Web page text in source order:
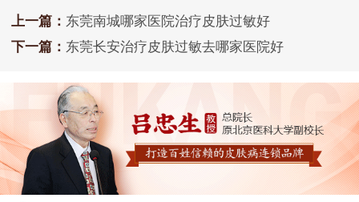
上一篇： 东莞南城哪家医院治疗皮肤过敏好
下一篇： 东莞长安治疗皮肤过敏去哪家医院好